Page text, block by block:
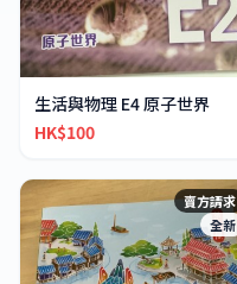
生活與物理 E4 原子世界
HK$100
賣方請求
全新